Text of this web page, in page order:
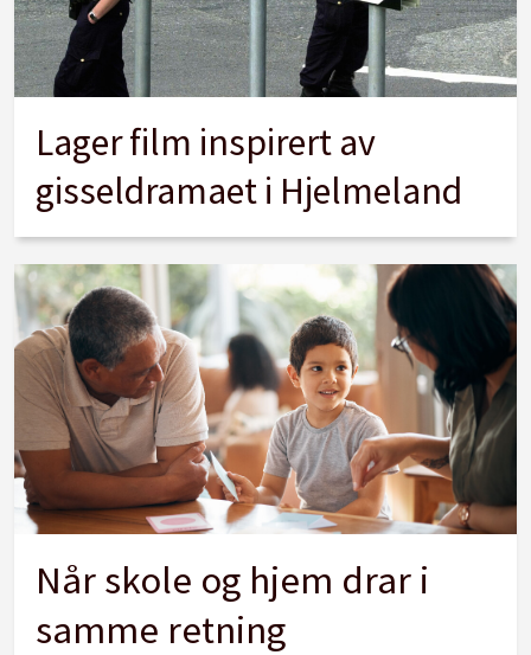
Lager film inspirert av
gisseldramaet i Hjelmeland
Når skole og hjem drar i
samme retning